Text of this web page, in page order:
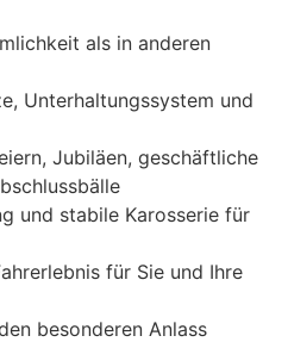
als in anderen
Unterhaltungssystem und
Jubiläen, geschäftliche
und stabile Karosserie für
für Sie und Ihre
besonderen Anlass